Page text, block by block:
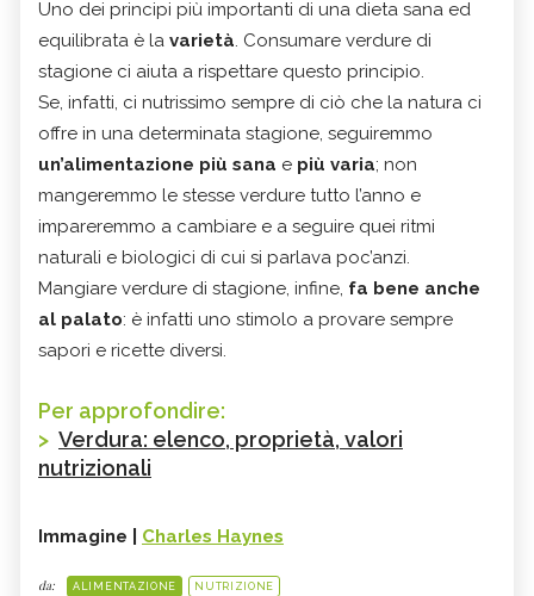
Uno dei principi più importanti di una dieta sana ed
equilibrata è la varietà. Consumare verdure di
stagione ci aiuta a rispettare questo principio.
Se, infatti, ci nutrissimo sempre di ciò che la natura ci
offre in una determinata stagione, seguiremmo
un’alimentazione più sana e più varia; non
mangeremmo le stesse verdure tutto l’anno e
impareremmo a cambiare e a seguire quei ritmi
naturali e biologici di cui si parlava poc’anzi.
Mangiare verdure di stagione, infine, fa bene anche
al palato: è infatti uno stimolo a provare sempre
sapori e ricette diversi.
Per approfondire:
> Verdura: elenco, proprietà, valori
nutrizionali
Immagine | Charles Haynes
da: ALIMENTAZIONE NUTRIZIONE